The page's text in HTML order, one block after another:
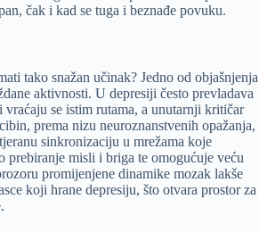
čak i kad se tuga i beznađe povuku.
tako snažan učinak? Jedno od objašnjenja
aktivnosti. U depresiji često prevladava
se istim rutama, a unutarnji kritičar
prema nizu neuroznanstvenih opažanja,
sinkronizaciju u mrežama koje
prebiranje misli i briga te omogućuje veću
promijenjene dinamike mozak lakše
koji hrane depresiju, što otvara prostor za